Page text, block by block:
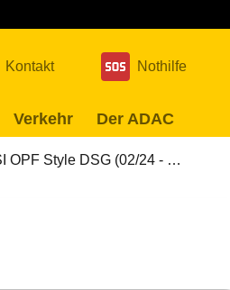
Kontakt Nothilfe
Verkehr Der ADAC
OPF Style DSG (02/24 - …